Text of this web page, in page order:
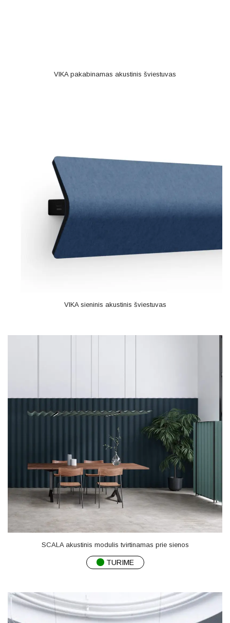
VIKA pakabinamas akustinis šviestuvas
VIKA sieninis akustinis šviestuvas
SCALA akustinis modulis tvirtinamas prie sienos
TURIME